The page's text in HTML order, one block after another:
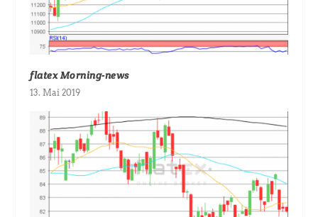
flatex Morning-news
13. Mai 2019